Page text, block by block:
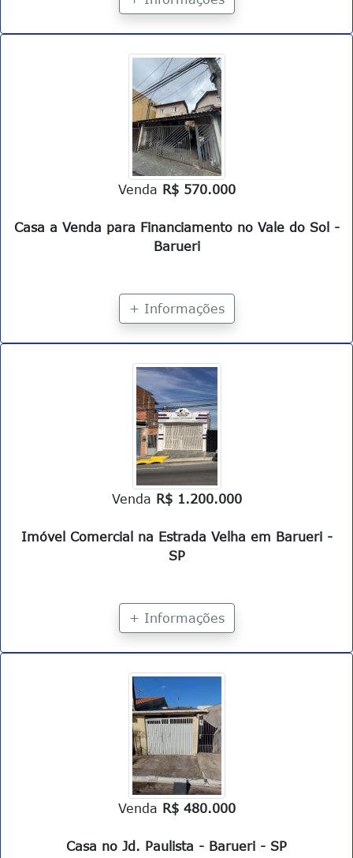
Venda R$ 570.000
Casa a Venda para Financiamento no Vale do Sol -
Barueri
+ Informações
Venda R$ 1.200.000
Imóvel Comercial na Estrada Velha em Barueri -
SP
+ Informações
Venda R$ 480.000
Casa no Jd. Paulista - Barueri - SP